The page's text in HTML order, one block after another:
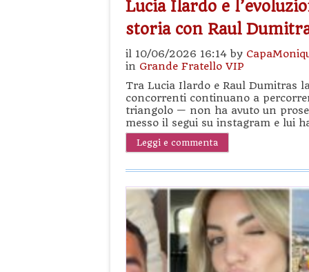
Lucia Ilardo e
storia con Raul
il 10/06/2026 16:14 by
in Grande Fratello VIP
Tra Lucia Ilardo e Raul Dumitras
concorrenti continuano a
triangolo — non ha avuto un
messo il segui su instagram e lui
Leggi e commenta